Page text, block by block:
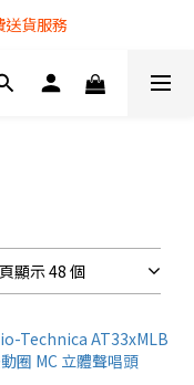
送貨服務
送貨服務
3% 折扣回贈
顯示 48 個